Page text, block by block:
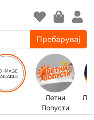
Пребарувај
Летни
Попусти